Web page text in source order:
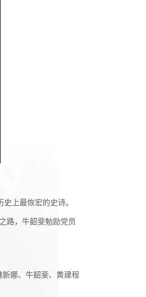
上最恢宏的史诗。
路，牛韶斐勉励党员
新娜、牛韶斐、黄建程